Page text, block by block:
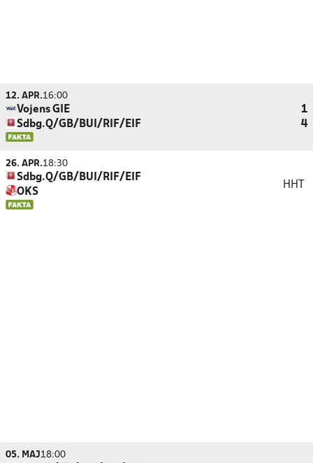
12. APR.16:00
Vojens GIE
1
Sdbg.Q/GB/BUI/RIF/EIF
4
26. APR.18:30
Sdbg.Q/GB/BUI/RIF/EIF
OKS
HHT
05. MAJ18:00